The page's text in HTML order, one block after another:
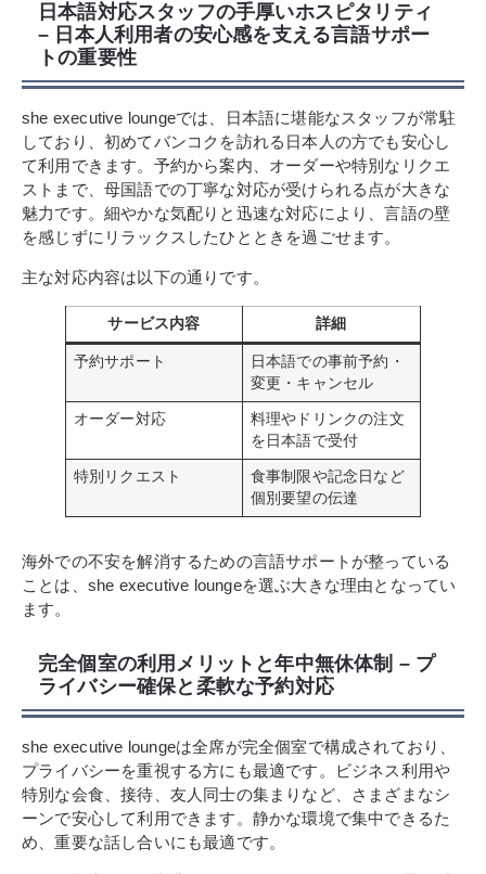
日本語対応スタッフの手厚いホスピタリティ
– 日本人利用者の安心感を支える言語サポー
トの重要性
she executive loungeでは、日本語に堪能なスタッフが常駐
しており、初めてバンコクを訪れる日本人の方でも安心し
て利用できます。予約から案内、オーダーや特別なリクエ
ストまで、母国語での丁寧な対応が受けられる点が大きな
魅力です。細やかな気配りと迅速な対応により、言語の壁
を感じずにリラックスしたひとときを過ごせます。
主な対応内容は以下の通りです。
サービス内容 詳細
予約サポート
日本語での事前予約・
変更・キャンセル
オーダー対応
料理やドリンクの注文
を日本語で受付
特別リクエスト
食事制限や記念日など
個別要望の伝達
海外での不安を解消するための言語サポートが整っている
ことは、she executive loungeを選ぶ大きな理由となってい
ます。
完全個室の利用メリットと年中無休体制 – プ
ライバシー確保と柔軟な予約対応
she executive loungeは全席が完全個室で構成されており、
プライバシーを重視する方にも最適です。ビジネス利用や
特別な会食、接待、友人同士の集まりなど、さまざまなシ
ーンで安心して利用できます。静かな環境で集中できるた
め、重要な話し合いにも最適です。